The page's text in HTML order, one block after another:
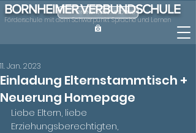
BORNHEIMER VERBUNDSCHULE
Förderschule mit dem Schwerpunkt Sprache und Lernen
ONLINE-KRANKMELDUNG
Einladung Elternstammtisch +
Neuerung Homepage
11. Jan. 2023
Liebe Eltern, liebe
Erziehungsberechtigten,